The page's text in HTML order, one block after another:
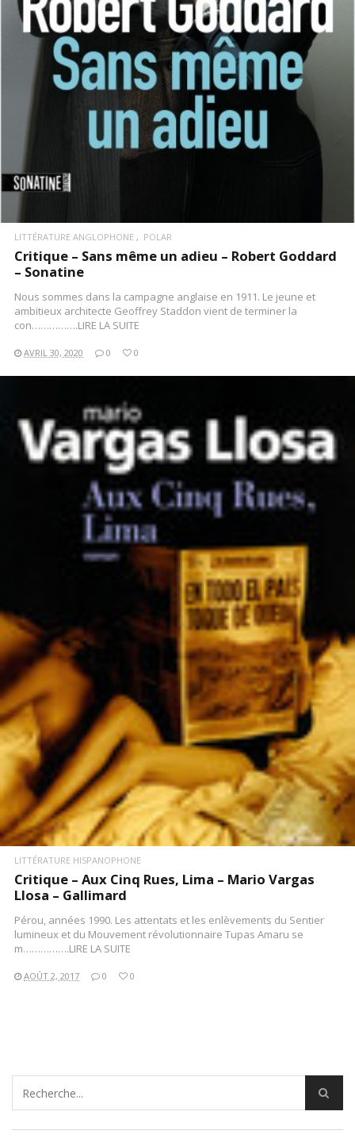
LITTÉRATURE ANGLOPHONE POLAR
Critique – Sans même un adieu – Robert Goddard
– Sonatine
Nous sommes dans la campagne anglaise en 1911. Le jeune et
ambitieux architecte Geoffrey Staddon vient de terminer la
con…………….LIRE LA SUITE
AVRIL 30, 2020 0 0
LIRE LA SUITE
LITTÉRATURE HISPANOPHONE
Critique – Aux Cinq Rues, Lima – Mario Vargas
Llosa – Gallimard
Pérou, années 1990. Les attentats et les enlèvements du Sentier
lumineux et du Mouvement révolutionnaire Tupas Amaru se
m…………….LIRE LA SUITE
AOÛT 2, 2017 0 0